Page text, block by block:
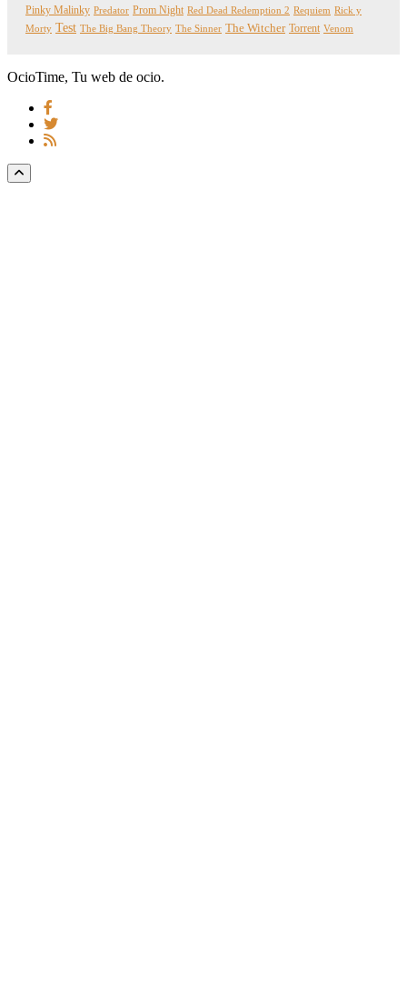
Pinky Malinky Predator Prom Night Red Dead Redemption 2 Requiem Rick y
Morty Test The Big Bang Theory The Sinner The Witcher Torrent Venom
OcioTime, Tu web de ocio.